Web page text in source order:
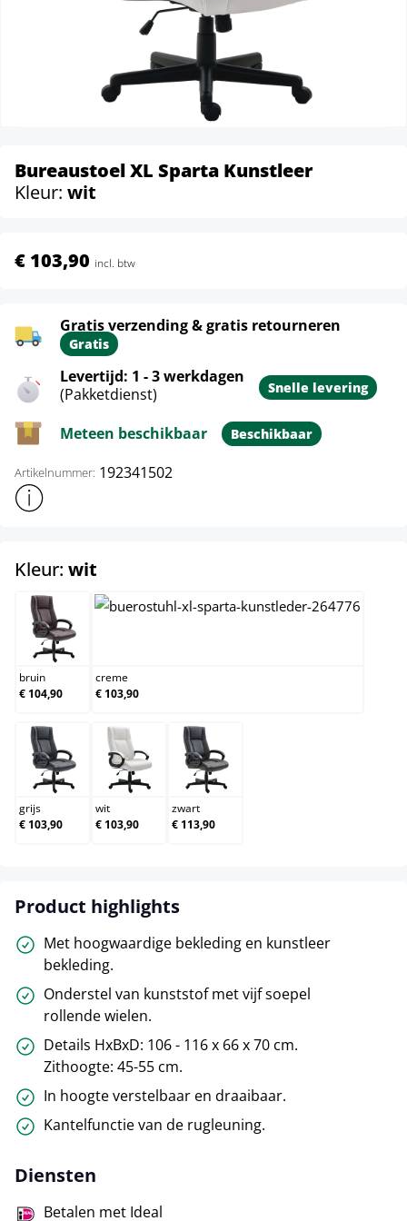
Bureaustoel XL Sparta Kunstleer
Kleur: wit
€ 103,90 incl. btw
Gratis verzending & gratis retourneren
Gratis
Levertijd: 1 - 3 werkdagen
(Pakketdienst)
Snelle levering
Meteen beschikbaar Beschikbaar
Artikelnummer: 192341502
Toon meer productinformatie
Kleur: wit
bruin
bruin
€ 104,90
creme
€ 103,90
grijs
grijs
€ 103,90
wit
wit
€ 103,90
zwart
zwart
€ 113,90
Product highlights
Met hoogwaardige bekleding en kunstleer
bekleding.
Onderstel van kunststof met vijf soepel
rollende wielen.
Details HxBxD: 106 - 116 x 66 x 70 cm.
Zithoogte: 45-55 cm.
In hoogte verstelbaar en draaibaar.
Kantelfunctie van de rugleuning.
Diensten
Betalen met Ideal